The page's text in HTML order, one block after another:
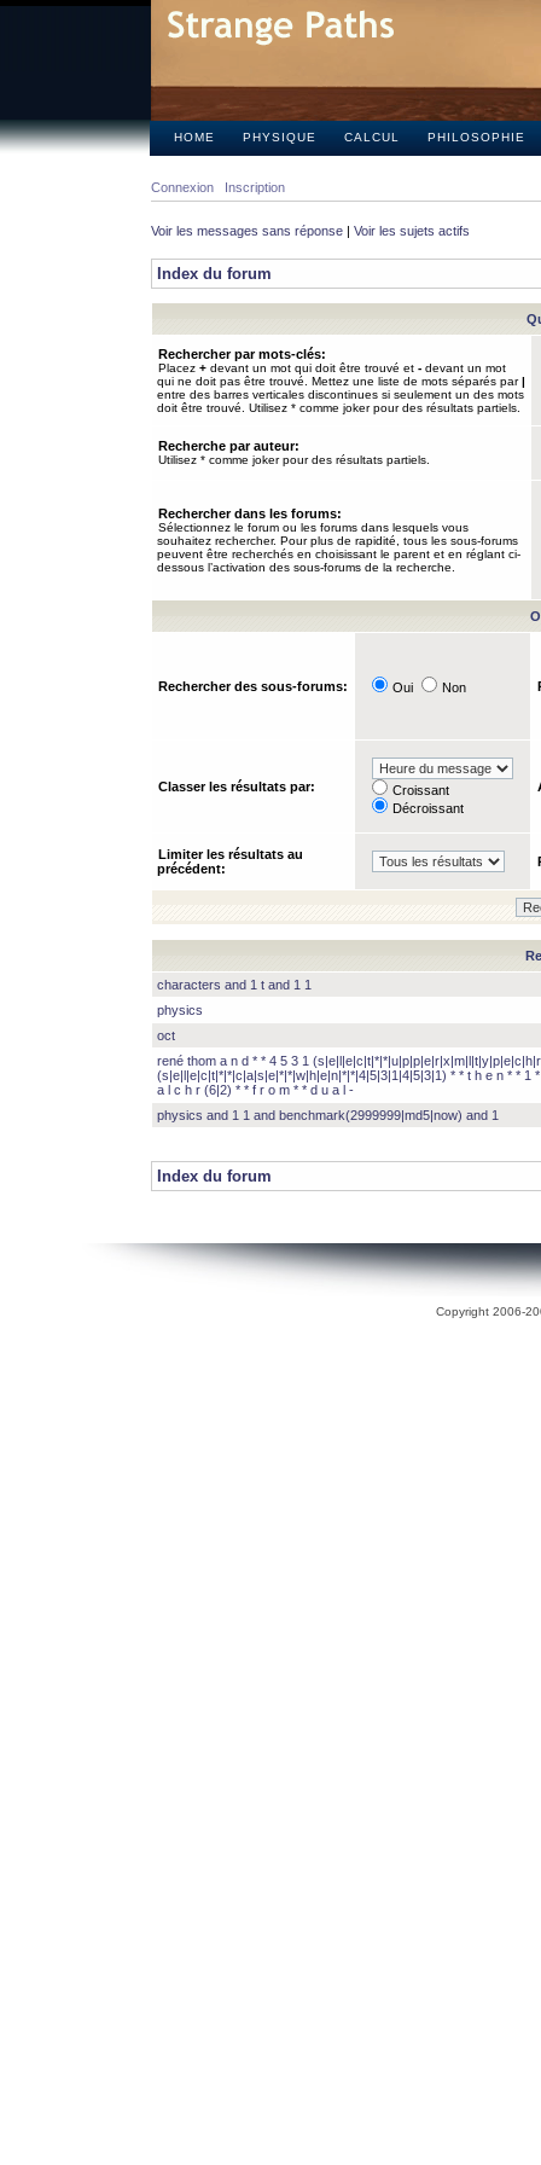
HOME PHYSIQUE CALCUL PHILOSOPHIE
Connexion Inscription
Voir les messages sans réponse | Voir les sujets actifs
Index du forum
Rechercher par mots-clés:
Placez + devant un mot qui doit être trouvé et - devant un mot
qui ne doit pas être trouvé. Mettez une liste de mots séparés par|
entre des barres verticales discontinues si seulement un des mots
doit être trouvé. Utilisez * comme joker pour des résultats partiels.
Recherche par auteur:
Utilisez * comme joker pour des résultats partiels.
Rechercher dans les forums:
Sélectionnez le forum ou les forums dans lesquels vous
souhaitez rechercher. Pour plus de rapidité, tous les sous-forums
peuvent être recherchés en choisissant le parent et en réglant ci-
dessous l’activation des sous-forums de la recherche.
Rechercher des sous-forums: Oui Non
Classer les résultats par:
Croissant
Décroissant
Limiter les résultats au
précédent:
characters and 1 t and 1 1
physics
oct
rené thom a n d * * 4 5 3 1
(s|e|l|e|c|t|*|*|c|a|s|e|*|*|w|h|e|n|*|*|4|5|3|1|4|5|3|1) * * t h e n * * 1
a l c h r (6|2) * * f r o m * * d u a l -
physics and 1 1 and benchmark(2999999|md5|now) and 1
Index du forum
Copyright 2006-